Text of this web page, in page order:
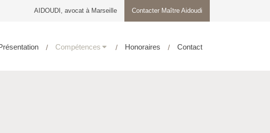
Contacter Maître Aidoudi
AIDOUDI, avocat à Marseille
Compétences Honoraires Contact